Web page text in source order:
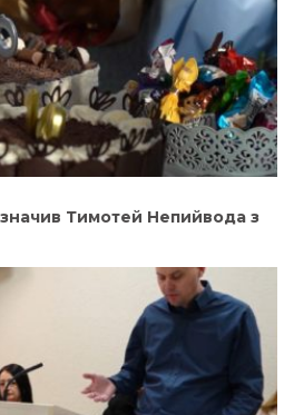
Тимотей Непийвода з